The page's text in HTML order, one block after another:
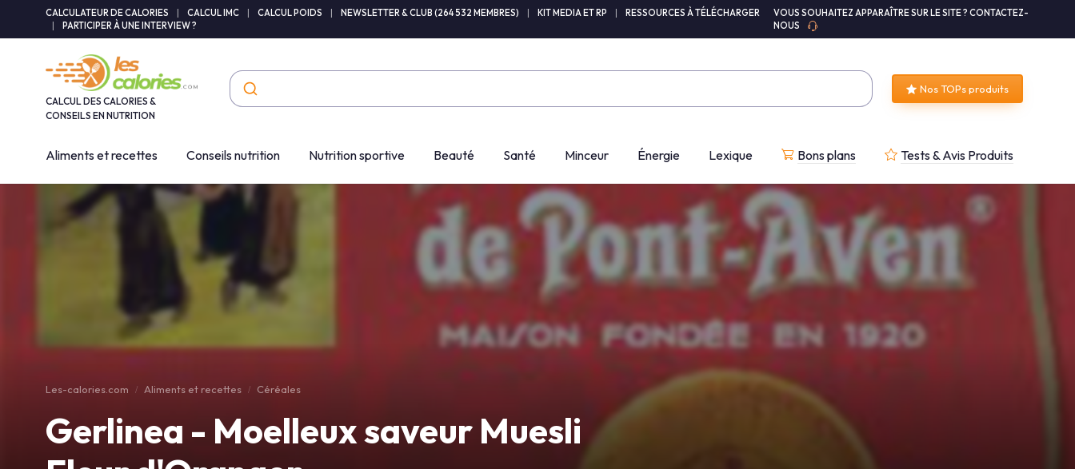
CALCULATEUR DE CALORIES CALCUL IMC CALCUL POIDS NEWSLETTER & CLUB (264 532 MEMBRES) KIT MEDIA ET RP
RESSOURCES À TÉLÉCHARGER
PARTICIPER À UNE INTERVIEW ?
VOUS SOUHAITEZ APPARAÎTRE SUR LE SITE ? CONTACTEZ-
NOUS
CALCUL DES CALORIES &
CONSEILS EN NUTRITION
Nos TOPs produits
Aliments et recettes Conseils nutrition Nutrition sportive Beauté Santé Minceur Énergie Lexique Bons plans Tests & Avis Produits
Les-calories.com Aliments et recettes Céréales
Gerlinea - Moelleux saveur Muesli
Panneau de gestion des cookies